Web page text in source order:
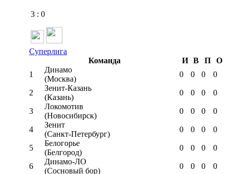
3 : 0
Суперлига
Команда
И В П
О
1
Динамо
(Москва)
0 0 0 0
2
Зенит-Казань
(Казань)
0 0 0 0
3
Локомотив
(Новосибирск)
0 0 0 0
4
Зенит
(Санкт-Петербург)
0 0 0 0
5
Белогорье
(Белгород)
0 0 0 0
6
Динамо-ЛО
(Сосновый бор)
0 0 0 0